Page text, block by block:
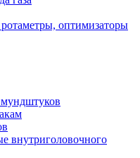
оптимизаторы
внутриголовочного